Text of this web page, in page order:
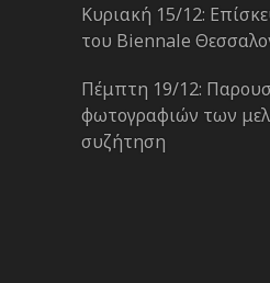
Κυριακή 15/12:
του Biennale
Πέμπτη 19/12:
φωτογραφιών των
συζήτηση